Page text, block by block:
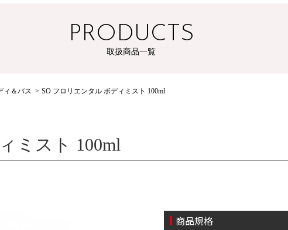
PRODUCTS
取扱商品一覧
ィ＆バス SO フロリエンタル ボディミスト 100ml
ミスト 100ml
商品規格